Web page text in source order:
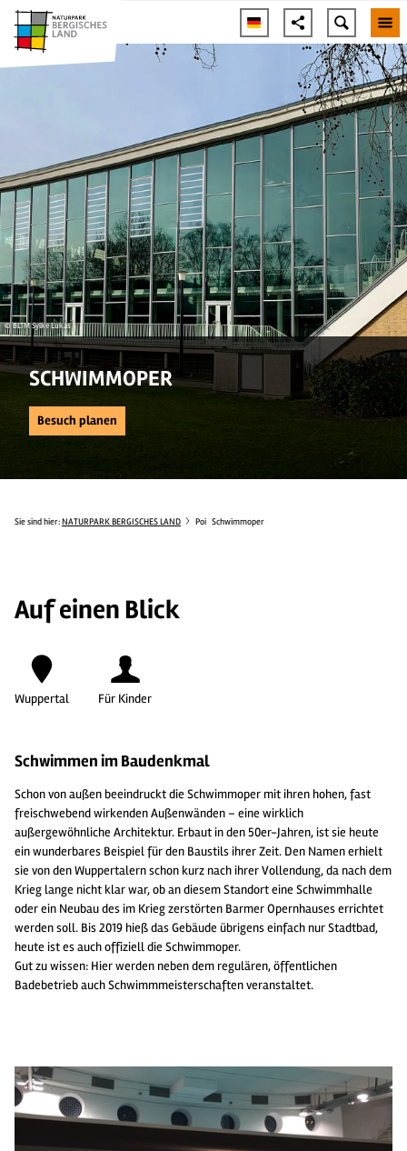
© BLTM Sylke Lukas
SCHWIMMOPER
Besuch planen
Sie sind hier:NATURPARK BERGISCHES LAND Poi Schwimmoper
Auf einen Blick
Wuppertal Für Kinder
Schwimmen im Baudenkmal
Schon von außen beeindruckt die Schwimmoper mit ihren hohen, fast
freischwebend wirkenden Außenwänden – eine wirklich
außergewöhnliche Architektur. Erbaut in den 50er-Jahren, ist sie heute
ein wunderbares Beispiel für den Baustils ihrer Zeit. Den Namen erhielt
sie von den Wuppertalern schon kurz nach ihrer Vollendung, da nach dem
Krieg lange nicht klar war, ob an diesem Standort eine Schwimmhalle
oder ein Neubau des im Krieg zerstörten Barmer Opernhauses errichtet
werden soll. Bis 2019 hieß das Gebäude übrigens einfach nur Stadtbad,
heute ist es auch offiziell die Schwimmoper.
Gut zu wissen: Hier werden neben dem regulären, öffentlichen
Badebetrieb auch Schwimmmeisterschaften veranstaltet.